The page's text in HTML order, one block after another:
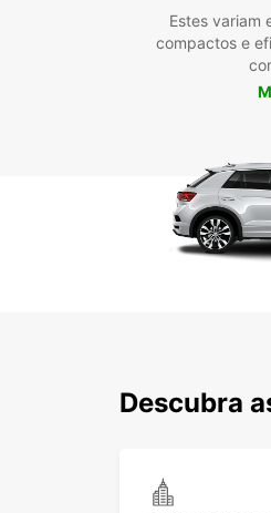
Estes variam
compactos e
Descubra